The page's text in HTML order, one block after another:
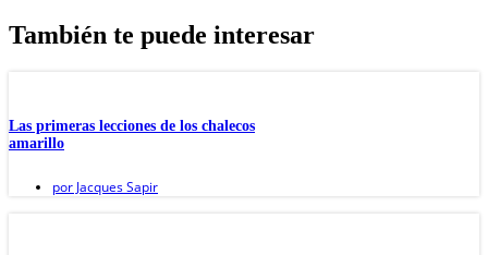
También te puede interesar
Las primeras lecciones de los chalecos
amarillo
por Jacques Sapir